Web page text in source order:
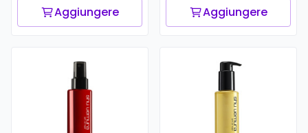
Aggiungere Aggiungere